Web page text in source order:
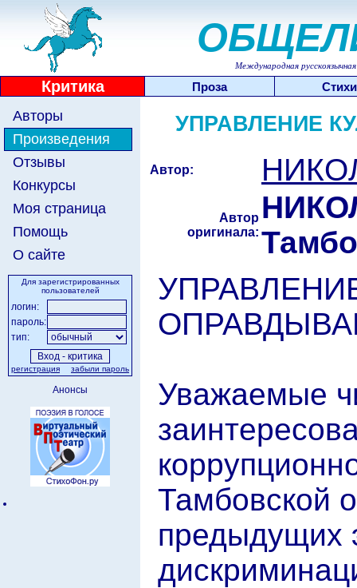
Международная
Критика Проза Стихи
Авторы
Произведения
Отзывы
Конкурсы
Моя страница
Помощь
О сайте
Для зарегистрированных
пользователей
логин:
пароль:
тип:
регистрация забыли пароль
Анонсы
УПРАВЛЕНИЕ
Автор:
Автор
оригинала:
Уважаемые
Тамбовской
предыдущих